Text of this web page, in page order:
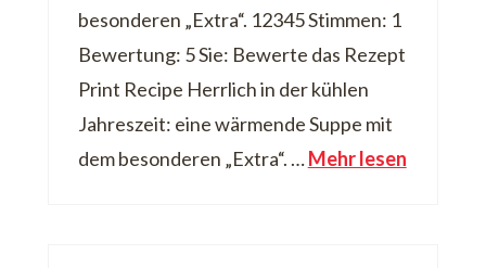
besonderen „Extra“. 12345 Stimmen: 1
Bewertung: 5 Sie: Bewerte das Rezept
Print Recipe Herrlich in der kühlen
Jahreszeit: eine wärmende Suppe mit
dem besonderen „Extra“. …Mehr lesen